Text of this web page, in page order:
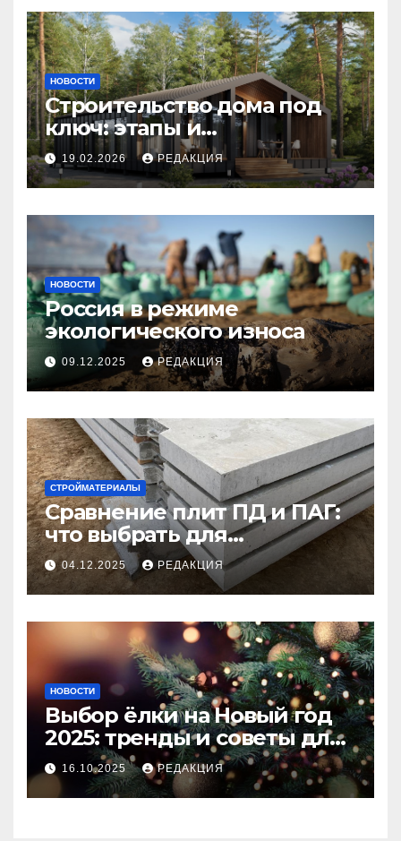
НОВОСТИ
Строительство дома под
ключ: этапы и
планирование бюджета
19.02.2026 РЕДАКЦИЯ
НОВОСТИ
Россия в режиме
экологического износа
09.12.2025 РЕДАКЦИЯ
СТРОЙМАТЕРИАЛЫ
Сравнение плит ПД и ПАГ:
что выбрать для
долговечного и прочного
покрытия
04.12.2025 РЕДАКЦИЯ
НОВОСТИ
Выбор ёлки на Новый год
2025: тренды и советы для
идеального праздника
16.10.2025 РЕДАКЦИЯ